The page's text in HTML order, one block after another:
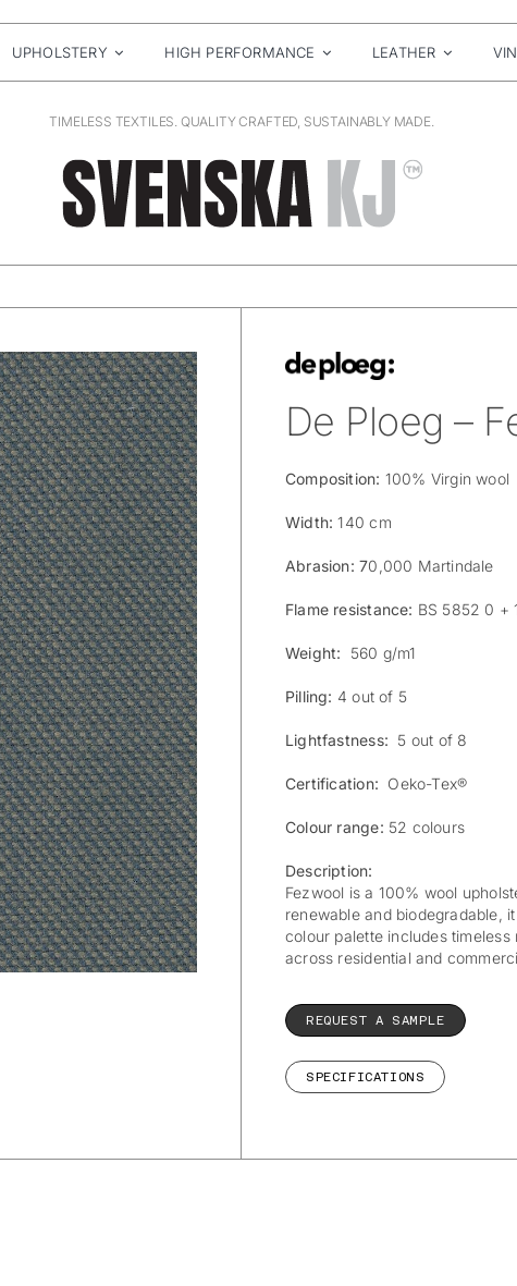
UPHOLSTERY HIGH PERFORMANCE LEATHER
TIMELESS TEXTILES. QUALITY CRAFTED, SUSTAINABLY MADE.
De Ploeg –
Composition: 100% Virgin wool
Width: 140 cm
Abrasion: 70,000 Martindale
Flame resistance: BS 5852 0 +
Weight: 560 g/m1
Pilling: 4 out of 5
Lightfastness: 5 out of 8
Certification: Oeko-Tex®
Colour range: 52 colours
Description:
Fezwool is a 100% wool
renewable and biodegradable,
colour palette includes
across residential and
REQUEST A SAMPLE
SPECIFICATIONS